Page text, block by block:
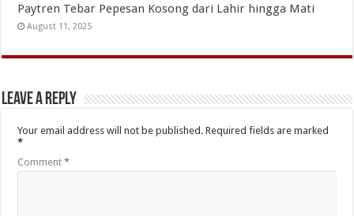
Paytren Tebar Pepesan Kosong dari Lahir hingga Mati
August 11, 2025
Leave a Reply
Your email address will not be published. Required fields are marked
*
Comment*